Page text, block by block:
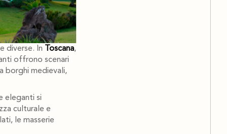
diverse. In Toscana,
offrono scenari
borghi medievali,
eleganti si
culturale e
le masserie